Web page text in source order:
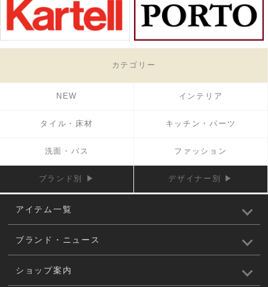
カテゴリー
NEW インテリア
タイル・床材 キッチン・パーツ
洗面・バス ファッション
ブランド別 ▶ デザイナー別 ▶
アイテム一覧
ブランド・ニュース
ショップ案内